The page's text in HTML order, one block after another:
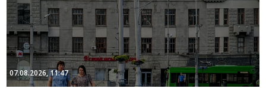
07.08.2026, 11:47